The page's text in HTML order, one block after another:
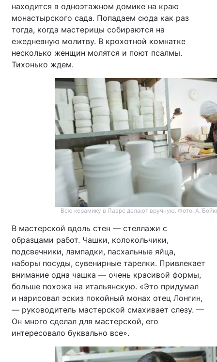
находится в одноэтажном домике на краю
монастырского сада. Попадаем сюда как раз
тогда, когда мастерицы собираются на
ежедневную молитву. В крохотной комнатке
несколько женщин молятся и поют псалмы.
Тихонько ждем.
Всю керамику в Лавре делают вручную. Фото: А.
В мастерской вдоль стен — стеллажи с
образцами работ. Чашки, колокольчики,
подсвечники, лампадки, пасхальные яйца,
наборы посуды, сувенирные тарелки. Привлекает
внимание одна чашка — очень красивой формы,
больше похожа на итальянскую. «Это придумал
и нарисовал эскиз покойный монах отец Лонгин,
— руководитель мастерской смахивает слезу. —
Он много сделал для мастерской, его
интересовало буквально все».